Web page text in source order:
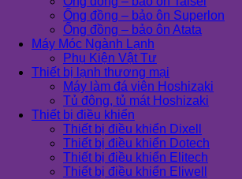
Ống đồng – bảo ôn Superlon
Ống đồng – bảo ôn Atata
Máy Móc Ngành Lạnh
Phụ Kiện Vật Tư
Thiết bị lạnh thương mại
Máy làm đá viên Hoshizaki
Tủ đông, tủ mát Hoshizaki
Thiết bị điều khiển
Thiết bị điều khiển Dixell
Thiết bị điều khiển Dotech
Thiết bị điều khiển Elitech
Thiết bị điều khiển Eliwell